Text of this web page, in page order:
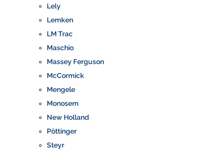
Lely
Lemken
LM Trac
Maschio
Massey Ferguson
McCormick
Mengele
Monosem
New Holland
Pöttinger
Steyr